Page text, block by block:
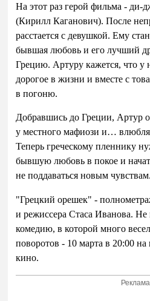
На этот раз герой фильма - ди-
(Кирилл Каганович). После
расстается с девушкой. Ему
бывшая любовь и его лучший
Грецию. Артуру кажется, что у
дорогое в жизни и вместе с
в погоню.
Добравшись до Греции, Артур
у местного мафиози и…
Теперь греческому пленнику
бывшую любовь в покое и
не поддаваться новым чувствам.
"Грецкий орешек" -
и режиссера Стаса Иванова. Не
комедию, в которой много
поворотов - 10 марта в 20:00 на
кино.
Реклама